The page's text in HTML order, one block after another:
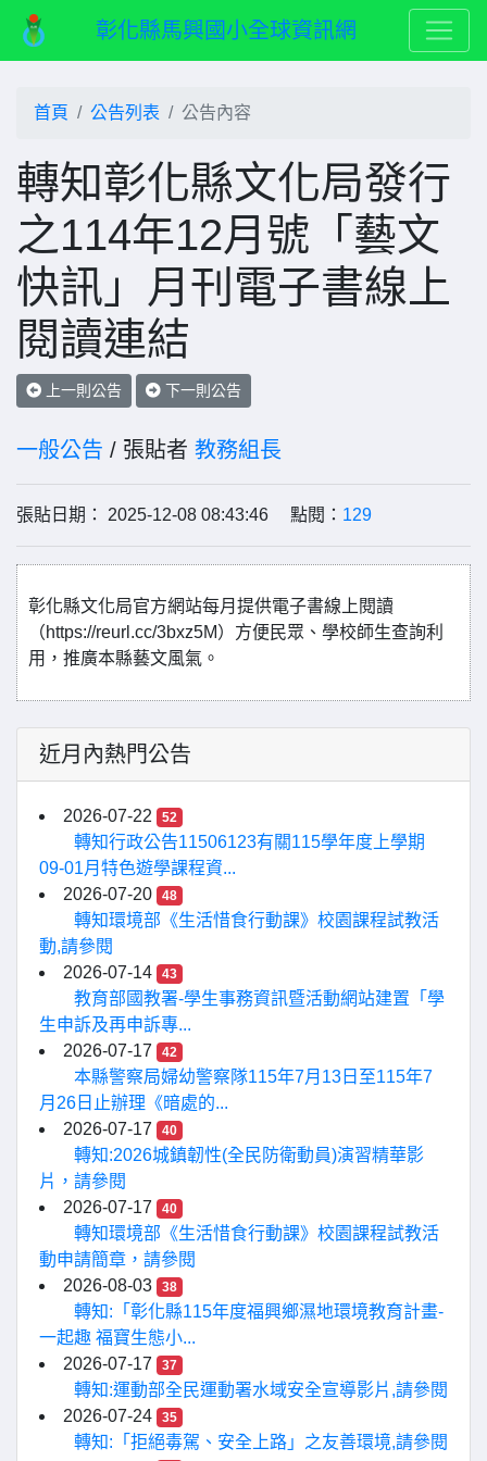
彰化縣馬興國小全球資訊網
首頁 公告列表 公告內容
轉知彰化縣文化局發行
之114年12月號「藝文
快訊」月刊電子書線上
閱讀連結
上一則公告 下一則公告
一般公告 / 張貼者 教務組長
張貼日期： 2025-12-08 08:43:46 點閱： 129
彰化縣文化局官方網站每月提供電子書線上閱讀
（https://reurl.cc/3bxz5M）方便民眾、學校師生查詢利
用，推廣本縣藝文風氣。
近月內熱門公告
2026-07-22 52
轉知行政公告11506123有關115學年度上學期
09-01月特色遊學課程資...
2026-07-20
48
轉知環境部《生活惜食行動課》校園課程試教活
動,請參閱
2026-07-14
43
教育部國教署-學生事務資訊暨活動網站建置「學
生申訴及再申訴專...
2026-07-17
42
本縣警察局婦幼警察隊115年7月13日至115年7
月26日止辦理《暗處的...
2026-07-17
40
轉知:2026城鎮韌性(全民防衛動員)演習精華影
片，請參閱
2026-07-17
40
轉知環境部《生活惜食行動課》校園課程試教活
動申請簡章，請參閱
2026-08-03
38
轉知:「彰化縣115年度福興鄉濕地環境教育計畫-
一起趣 福寶生態小...
2026-07-17
37
轉知:運動部全民運動署水域安全宣導影片,請參閱
2026-07-24
35
轉知:「拒絕毒駕、安全上路」之友善環境,請參閱